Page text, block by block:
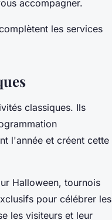
accompagner.
les services
classiques. Ils
l'année et créent cette
Halloween, tournois
pour célébrer les
les visiteurs et leur